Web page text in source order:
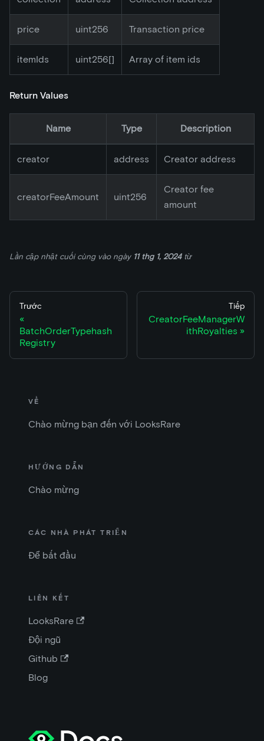
price uint256 Transaction price
itemIds uint256[] Array of item ids
Return Values
Name Type Description
creator address Creator address
creatorFeeAmount uint256
Creator fee
amount
Lần cập nhật cuối cùng vào ngày 11 thg 1, 2024từ
Trước
BatchOrderTypehash
Registry
Tiếp
CreatorFeeManagerW
ithRoyalties
VỀ
Chào mừng bạn đến với LooksRare
HƯỚNG DẪN
Chào mừng
CÁC NHÀ PHÁT TRIỂN
Để bắt đầu
LIÊN KẾT
LooksRare
Đội ngũ
Github
Blog